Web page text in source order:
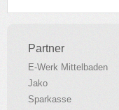
Partner
E-Werk Mittelbaden
Jako
Sparkasse